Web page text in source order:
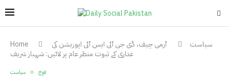
Home سیاست
آرمی چیف، ڈی جی آئی ایس آئی اپوزیشن کی
غداری کے ثبوت منظر عام پر لائیں: شہباز شریف
سیاست فوج